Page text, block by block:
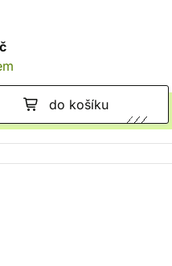
do košíku